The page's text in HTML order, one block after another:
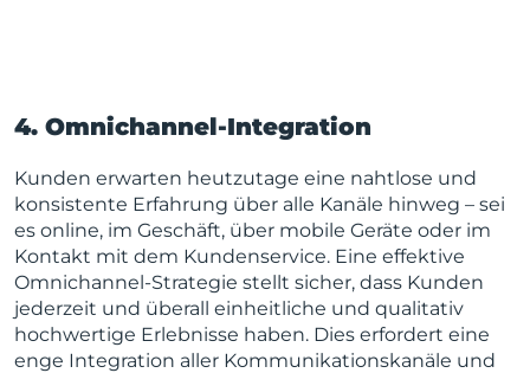
4. Omnichannel-Integration
Kunden erwarten heutzutage eine nahtlose und
konsistente Erfahrung über alle Kanäle hinweg – sei
es online, im Geschäft, über mobile Geräte oder im
Kontakt mit dem Kundenservice. Eine effektive
Omnichannel-Strategie stellt sicher, dass Kunden
jederzeit und überall einheitliche und qualitativ
hochwertige Erlebnisse haben. Dies erfordert eine
enge Integration aller Kommunikationskanäle und